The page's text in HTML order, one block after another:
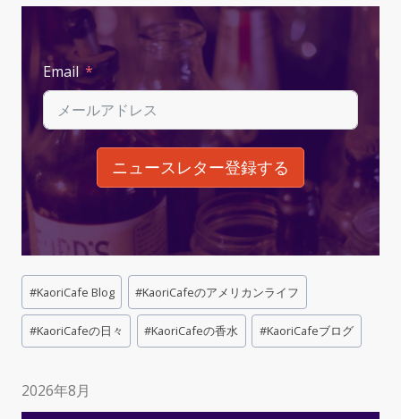
Email
ニュースレター登録する
Post
Tags:
#KaoriCafe Blog #KaoriCafeのアメリカンライフ
#KaoriCafeの日々 #KaoriCafeの香水 #KaoriCafeブログ
2026年8月